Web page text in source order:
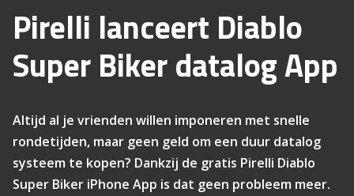
Pirelli lanceert Diablo
Super Biker datalog App
Altijd al je vrienden willen imponeren met snelle
rondetijden, maar geen geld om een duur datalog
systeem te kopen? Dankzij de gratis Pirelli Diablo
Super Biker iPhone App is dat geen probleem meer.